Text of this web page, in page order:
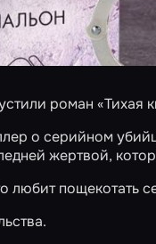
роман «Тихая
о серийном
жертвой,
любит пощекотать
.